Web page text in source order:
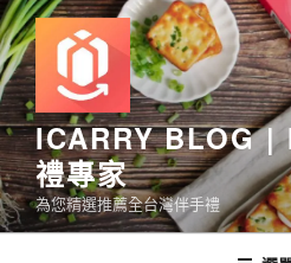
跳
至
主
要
內
容
ICARRY BLOG |
禮專家
為您精選推薦全台灣伴手禮